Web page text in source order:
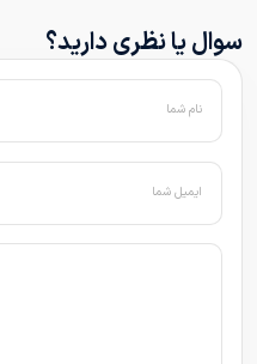
سوال یا نظری دارید؟
نام شما
ایمیل شما